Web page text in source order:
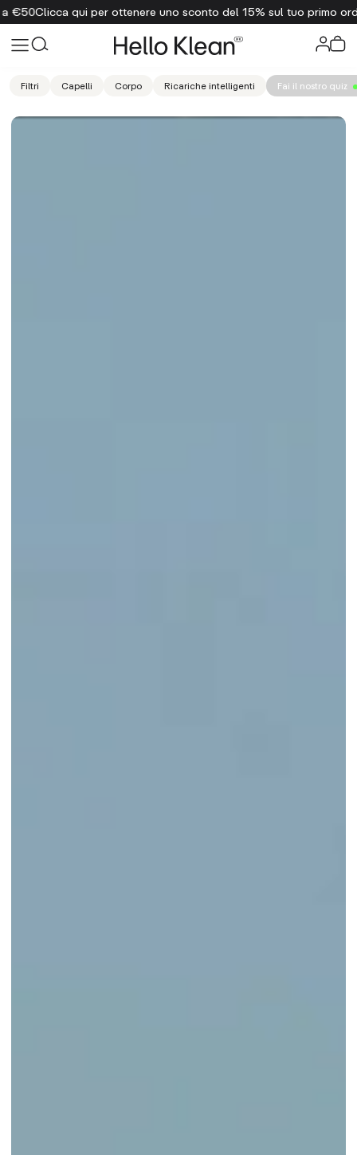
qui per ottenere uno sconto del 15% sul tuo primo ordine
Filtri Capelli Corpo Ricariche intelligenti Fai il nostro quiz